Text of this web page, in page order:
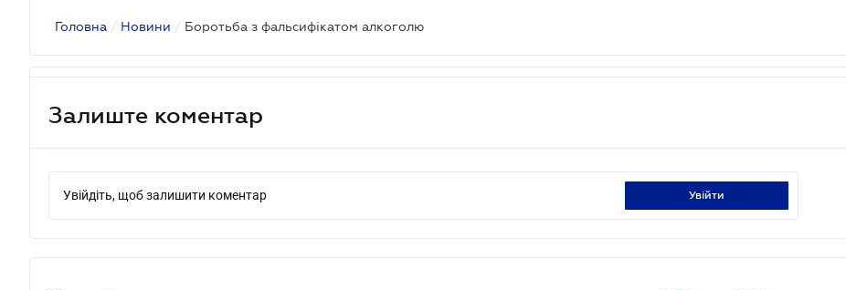
Головна / Новини / Боротьба з фальсифікатом алкоголю
Залиште коментар
Увійдіть, щоб залишити коментар увійти